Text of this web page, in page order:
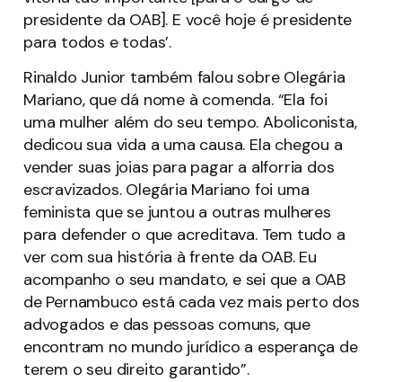
presidente da OAB]. E você hoje é presidente
para todos e todas’.
Rinaldo Junior também falou sobre Olegária
Mariano, que dá nome à comenda. “Ela foi
uma mulher além do seu tempo. Aboliconista,
dedicou sua vida a uma causa. Ela chegou a
vender suas joias para pagar a alforria dos
escravizados. Olegária Mariano foi uma
feminista que se juntou a outras mulheres
para defender o que acreditava. Tem tudo a
ver com sua história à frente da OAB. Eu
acompanho o seu mandato, e sei que a OAB
de Pernambuco está cada vez mais perto dos
advogados e das pessoas comuns, que
encontram no mundo jurídico a esperança de
terem o seu direito garantido”.